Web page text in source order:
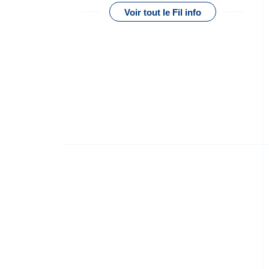
Voir tout le Fil info